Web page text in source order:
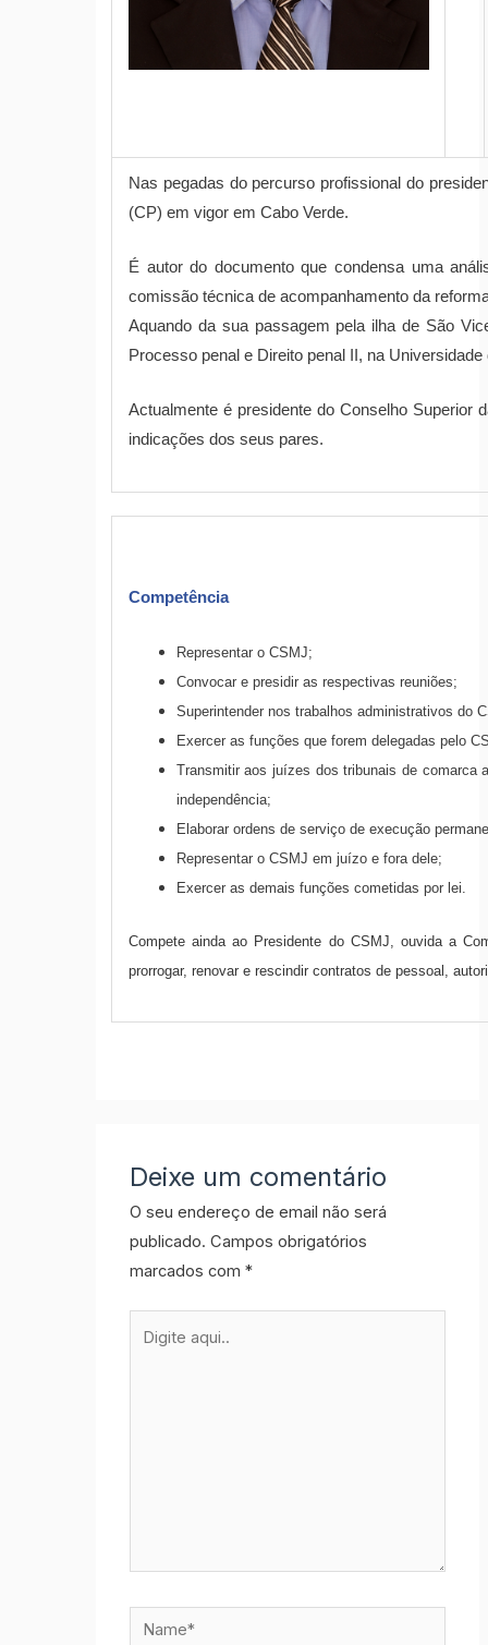
Nas pegadas do percurso profissional do
(CP) em vigor em Cabo Verde.
É autor do documento que condensa uma
comissão técnica de acompanhamento da
Aquando da sua passagem pela ilha de São
Processo penal e Direito penal II, na Universidade
Actualmente é presidente do Conselho Superior
indicações dos seus pares.
Competência
Representar o CSMJ;
Convocar e presidir as respectivas reuniões;
Superintender nos trabalhos administrativos do
Exercer as funções que forem delegadas pelo
Transmitir aos juízes dos tribunais de comarca
independência;
Elaborar ordens de serviço de execução
Representar o CSMJ em juízo e fora dele;
Exercer as demais funções cometidas por lei.
Compete ainda ao Presidente do CSMJ, ouvida a
prorrogar, renovar e rescindir contratos de pessoal,
Deixe um comentário
O seu endereço de email não será
publicado. Campos obrigatórios
marcados com*
aqui..
Name*